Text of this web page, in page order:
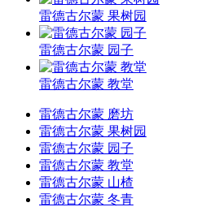
雷德古尔蒙 果树园
雷德古尔蒙 园子
雷德古尔蒙 教堂
雷德古尔蒙 磨坊
雷德古尔蒙 果树园
雷德古尔蒙 园子
雷德古尔蒙 教堂
雷德古尔蒙 山楂
雷德古尔蒙 冬青